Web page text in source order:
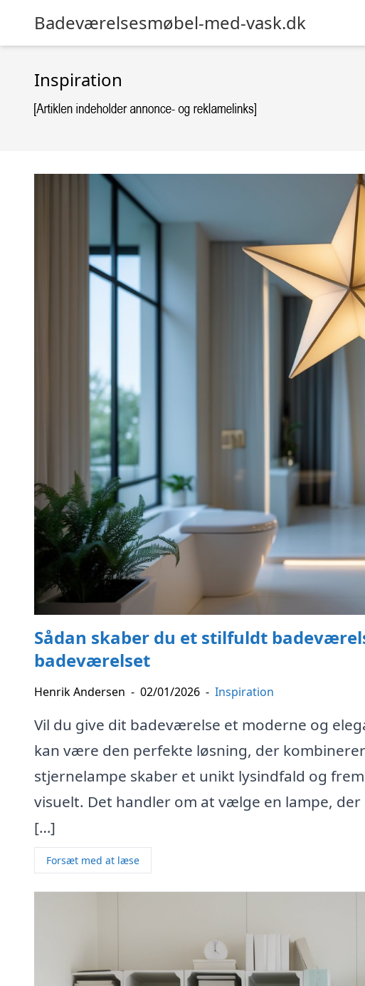
Badeværelsesmøbel-med-vask.dk
Inspiration
Sådan skaber du et stilfuldt
badeværelset
Henrik Andersen - 02/01/2026 - Inspiration
Vil du give dit badeværelse et moderne og
kan være den perfekte løsning, der
stjernelampe skaber et unikt lysindfald og
visuelt. Det handler om at vælge en lampe,
[…]
Forsæt med at læse